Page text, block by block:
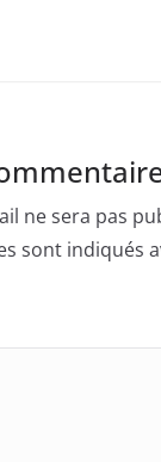
ne sera pas
sont indiqués